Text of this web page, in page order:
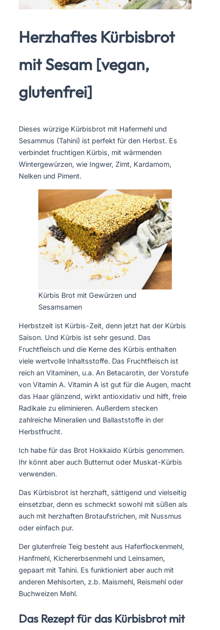
Herzhaftes Kürbisbrot
mit Sesam [vegan,
glutenfrei]
Dieses würzige Kürbisbrot mit Hafermehl und
Sesammus (Tahini) ist perfekt für den Herbst. Es
verbindet fruchtigen Kürbis, mit wärmenden
Wintergewürzen, wie Ingwer, Zimt, Kardamom,
Nelken und Piment.
Kürbis Brot mit Gewürzen und
Sesamsamen
Herbstzeit ist Kürbis-Zeit, denn jetzt hat der Kürbis
Saison. Und Kürbis ist sehr gesund. Das
Fruchtfleisch und die Kerne des Kürbis enthalten
viele wertvolle Inhaltsstoffe. Das Fruchtfleisch ist
reich an Vitaminen, u.a. An Betacarotin, der Vorstufe
von Vitamin A. Vitamin A ist gut für die Augen, macht
das Haar glänzend, wirkt antioxidativ und hilft, freie
Radikale zu eliminieren. Außerdem stecken
zahlreiche Mineralien und Ballaststoffe in der
Herbstfrucht.
Ich habe für das Brot Hokkaido Kürbis genommen.
Ihr könnt aber auch Butternut oder Muskat-Kürbis
verwenden.
Das Kürbisbrot ist herzhaft, sättigend und vielseitig
einsetzbar, denn es schmeckt sowohl mit süßen als
auch mit herzhaften Brotaufstrichen, mit Nussmus
oder einfach pur.
Der glutenfreie Teig besteht aus Haferflockenmehl,
Hanfmehl, Kichererbsenmehl und Leinsamen,
gepaart mit Tahini. Es funktioniert aber auch mit
anderen Mehlsorten, z.b. Maismehl, Reismehl oder
Buchweizen Mehl.
Das Rezept für das Kürbisbrot mit